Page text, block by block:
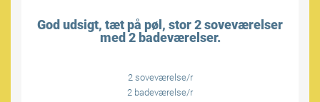
God udsigt, tæt på pøl, stor 2 soveværelser
med 2 badeværelser.
2 soveværelse/r
2 badeværelse/r